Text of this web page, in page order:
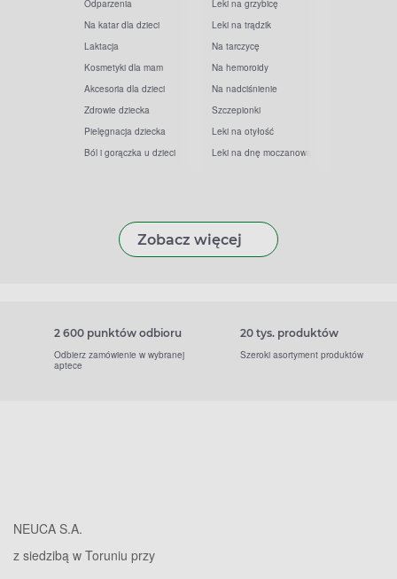
Odparzenia
Na katar dla dzieci
Laktacja
Kosmetyki dla mam
Akcesoria dla dzieci
Zdrowie dziecka
Pielęgnacja dziecka
Ból i gorączka u dzieci
Leki na grzybicę
Leki na trądzik
Na tarczycę
Na hemoroidy
Na nadciśnienie
Szczepionki
Leki na otyłość
Leki na dnę moczanową
Zobacz więcej
2 600 punktów odbioru
Odbierz zamówienie w wybranej
aptece
20 tys. produktów
Szeroki asortyment produktów
NEUCA S.A.
z siedzibą w Toruniu przy